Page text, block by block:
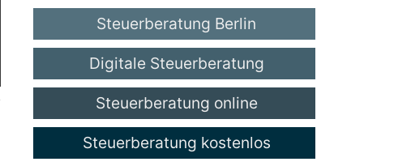
Steuerberatung Berlin
Digitale Steuerberatung
Steuerberatung online
Steuerberatung kostenlos